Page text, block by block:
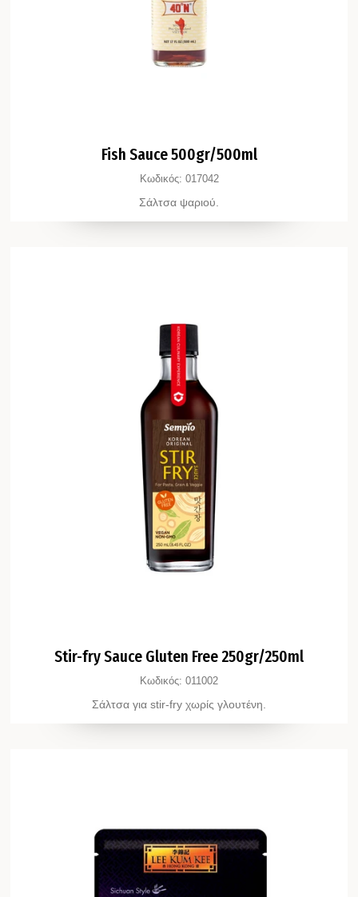
Fish Sauce 500gr/500ml
Κωδικός: 017042
Σάλτσα ψαριού.
Stir-fry Sauce Gluten Free 250gr/250ml
Κωδικός: 011002
Σάλτσα για stir-fry χωρίς γλουτένη.